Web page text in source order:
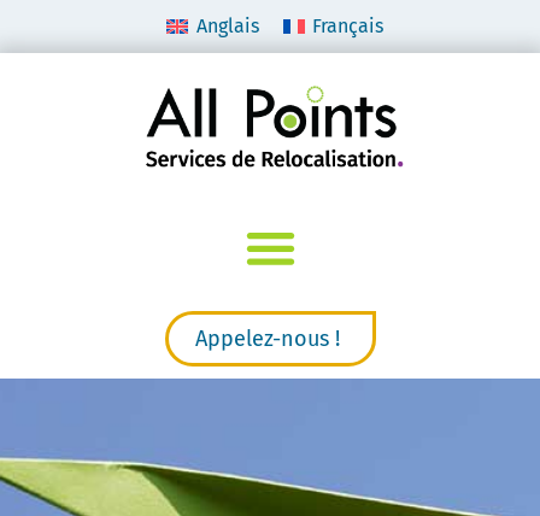
Anglais Français
Appelez-nous !